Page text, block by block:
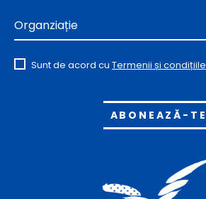
Organziație
Sunt de acord cu Termenii și condițiile